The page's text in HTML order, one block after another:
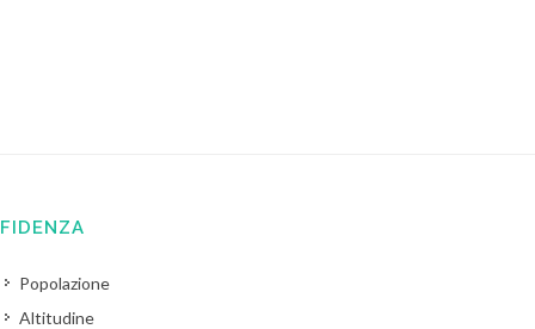
FIDENZA
Popolazione
Altitudine